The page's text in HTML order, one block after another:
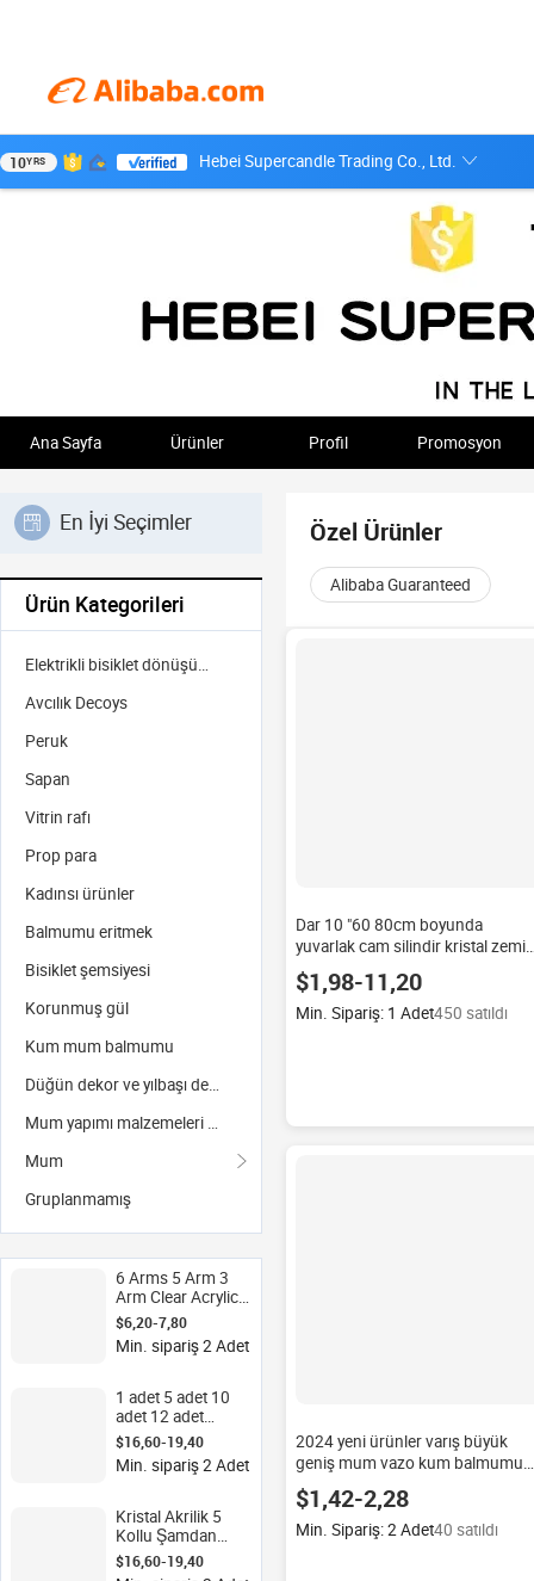
10YRS Hebei Supercandle Trading Co., Ltd.
Ana Sayfa Ürünler Profil Promosyon
En İyi Seçimler
Ürün Kategorileri
Avcılık Decoys
Peruk
Sapan
Vitrin rafı
Prop para
Kadınsı ürünler
Balmumu eritmek
Bisiklet şemsiyesi
Korunmuş gül
Kum mum balmumu
Mum
Gruplanmamış
6 Arms 5 Arm 3
Arm Clear Acrylic
Lamp Candle
Holder
Centerpiece
Candelabros De
Mesa Acrylic
Holders
$6,20-7,80
Min. sipariş 2 Adet
1 adet 5 adet 10
adet 12 adet
Düğün
Dekorasyonu Orta
Süsü Şamdan
Akrilik Şamdan
Akrilik Mumluk
$16,60-19,40
Min. sipariş 2 Adet
Kristal Akrilik 5
Kollu Şamdan
Masa Süsü
Şamdanlar Konik
$16,60-19,40
Özel Ürünler
Alibaba Guaranteed
Dar 10 "60 80cm boyunda
yuvarlak cam silindir kristal zemin
mumluk çiçek vazo düğün olay
Centerpiece dekorasyon için
$1,98-11,20
Min. Sipariş: 1 Adet450 satıldı
2024 yeni ürünler varış büyük
geniş mum vazo kum balmumu
sütun mumlar cam kavanoz
düğün cam vazolar mumlar için
$1,42-2,28
Min. Sipariş: 2 Adet40 satıldı